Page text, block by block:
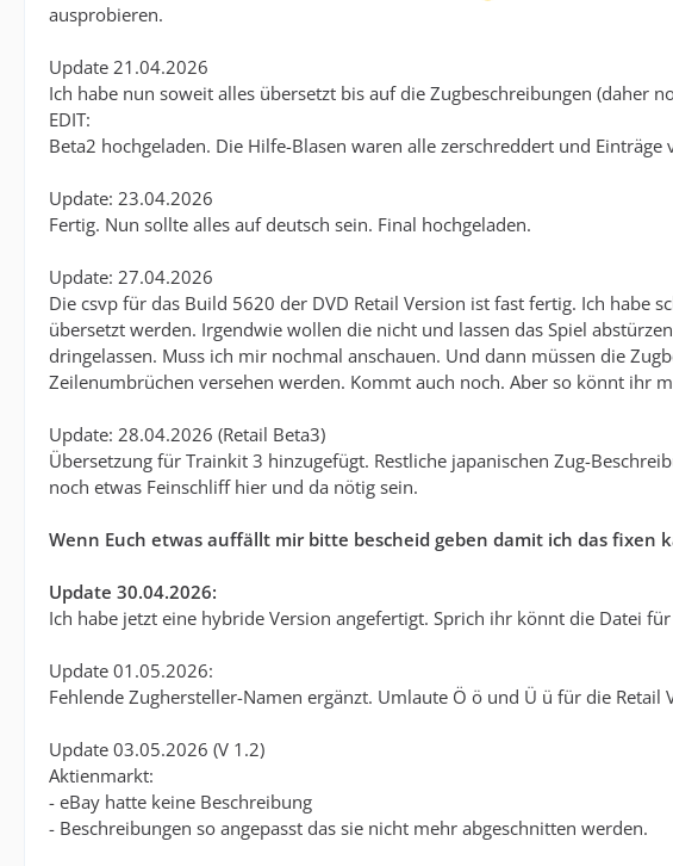
ausprobieren.
Update 21.04.2026
Ich habe nun soweit alles übersetzt bis auf die Zugbeschreibungen (daher
EDIT:
Beta2 hochgeladen. Die Hilfe-Blasen waren alle zerschreddert und Einträge
Update: 23.04.2026
Fertig. Nun sollte alles auf deutsch sein. Final hochgeladen.
Update: 27.04.2026
Die csvp für das Build 5620 der DVD Retail Version ist fast fertig. Ich habe
übersetzt werden. Irgendwie wollen die nicht und lassen das Spiel
dringelassen. Muss ich mir nochmal anschauen. Und dann müssen die
Zeilenumbrüchen versehen werden. Kommt auch noch. Aber so könnt ihr
Update: 28.04.2026 (Retail Beta3)
Übersetzung für Trainkit 3 hinzugefügt. Restliche japanischen Zug-
noch etwas Feinschliff hier und da nötig sein.
Wenn Euch etwas auffällt mir bitte bescheid geben damit ich das fixen
Update 30.04.2026:
Ich habe jetzt eine hybride Version angefertigt. Sprich ihr könnt die Datei
Update 01.05.2026:
Fehlende Zughersteller-Namen ergänzt. Umlaute Ö ö und Ü ü für die
Update 03.05.2026 (V 1.2)
Aktienmarkt:
- eBay hatte keine Beschreibung
- Beschreibungen so angepasst das sie nicht mehr abgeschnitten werden.